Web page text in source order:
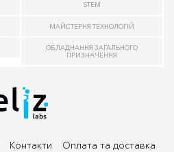
STEM
МАЙСТЕРНЯ ТЕХНОЛОГІЙ
ОБЛАДНАННЯ ЗАГАЛЬНОГО
ПРИЗНАЧЕННЯ
Контакти Оплата та доставка